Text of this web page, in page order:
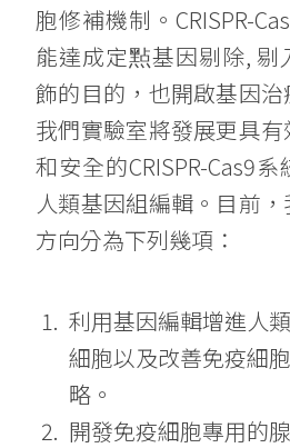
胞修補機制。CRISPR-
能達成定㸃基因剔除, 剔
飾的目的，也開啟基因治
我們實驗室將發展更具
和安全的CRISPR-Cas9
人類基因組編輯。目前
方向分為下列幾項：
利用基因編輯增進人
細胞以及改善免疫細
略。
開發免疫細胞專用的